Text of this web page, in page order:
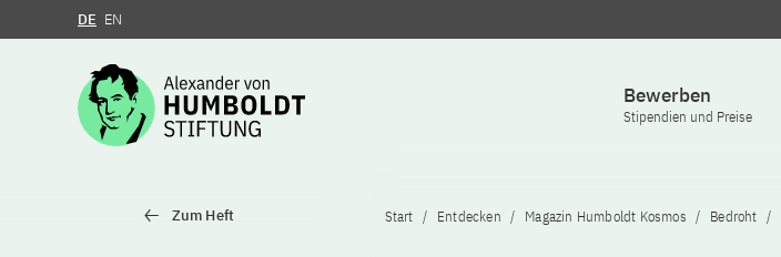
Zum Inhalt springen
DE EN
Bewerben
Stipendien und Preise
Zum Heft Start Entdecken Magazin Humboldt Kosmos Bedroht